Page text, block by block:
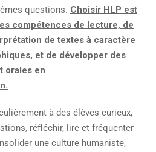
questions. Choisir HLP est
compétences de lecture, de
de textes à caractère
et de développer des
orales en
à des élèves curieux,
réfléchir, lire et fréquenter
une culture humaniste,